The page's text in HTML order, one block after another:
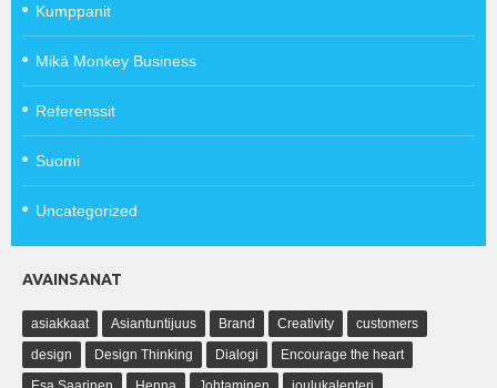
Kumppanit
Mikä Monkey Business
Referenssit
Suomi
Uncategorized
AVAINSANAT
asiakkaat Asiantuntijuus Brand Creativity
customers
design
Design Thinking Dialogi
Encourage the heart